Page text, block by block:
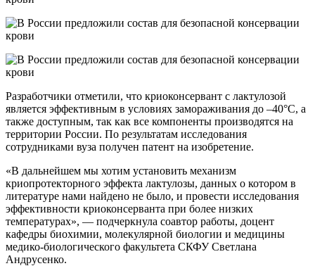
Разработчики отметили, что криоконсервант с лактулозой
является эффективным в условиях замораживания до –40°С, а
также доступным, так как все компоненты производятся на
территории России. По результатам исследования
сотрудниками вуза получен патент на изобретение.
«В дальнейшем мы хотим установить механизм
криопротекторного эффекта лактулозы, данных о котором в
литературе нами найдено не было, и провести исследования
эффективности криоконсерванта при более низких
температурах», — подчеркнула соавтор работы, доцент
кафедры биохимии, молекулярной биологии и медицины
медико-биологического факультета СКФУ Светлана
Андрусенко.